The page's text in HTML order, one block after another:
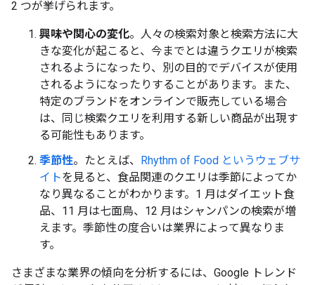
2 つが挙げられます。
興味や関心の変化。人々の検索対象と検索方法に大
きな変化が起こると、今までとは違うクエリが検索
されるようになったり、別の目的でデバイスが使用
されるようになったりすることがあります。また、
特定のブランドをオンラインで販売している場合
は、同じ検索クエリを利用する新しい商品が出現す
る可能性もあります。
季節性。たとえば、 Rhythm of Food というウェブサ
イトを見ると、食品関連のクエリは季節によってか
なり異なることがわかります。1 月はダイエット食
品、11 月は七面鳥、12 月はシャンパンの検索が増
えます。季節性の度合いは業界によって異なりま
す。
さまざまな業界の傾向を分析するには、Google トレンド